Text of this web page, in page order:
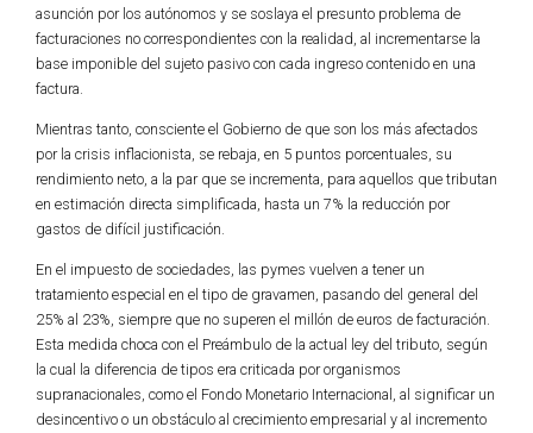
asunción por los autónomos y se soslaya el presunto problema de
facturaciones no correspondientes con la realidad, al incrementarse la
base imponible del sujeto pasivo con cada ingreso contenido en una
factura.
Mientras tanto, consciente el Gobierno de que son los más afectados
por la crisis inflacionista, se rebaja, en 5 puntos porcentuales, su
rendimiento neto, a la par que se incrementa, para aquellos que tributan
en estimación directa simplificada, hasta un 7% la reducción por
gastos de difícil justificación.
En el impuesto de sociedades, las pymes vuelven a tener un
tratamiento especial en el tipo de gravamen, pasando del general del
25% al 23%, siempre que no superen el millón de euros de facturación.
Esta medida choca con el Preámbulo de la actual ley del tributo, según
la cual la diferencia de tipos era criticada por organismos
supranacionales, como el Fondo Monetario Internacional, al significar un
desincentivo o un obstáculo al crecimiento empresarial y al incremento